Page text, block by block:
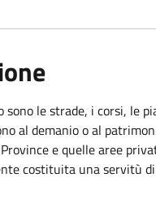
sono le strade, i corsi, le
al demanio o al
e quelle aree
costituita una servitù